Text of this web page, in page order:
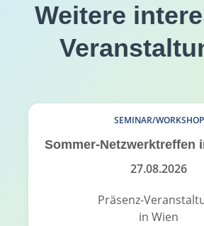
Weitere
SEMINAR/WORKSHOP
Sommer-Netzwerktreffen
27.08.2026
Präsenz-
in Wien